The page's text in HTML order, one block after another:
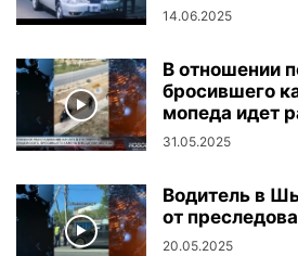
14.06.2025
В отношении
бросившего
мопеда идет
31.05.2025
Водитель в
от
20.05.2025